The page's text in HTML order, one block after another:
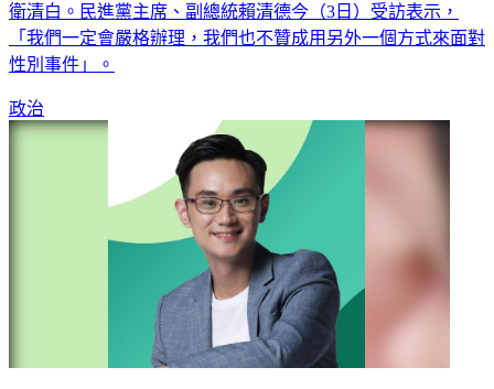
衛清白。民進黨主席、副總統賴清德今（3日）受訪表示，
「我們一定會嚴格辦理，我們也不贊成用另外一個方式來面對
性別事件」。
政治